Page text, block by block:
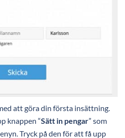
att göra din första insättning.
knappen “Sätt in pengar” som
Tryck på den för att få upp